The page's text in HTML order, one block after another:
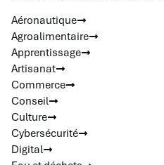
Aéronautique
Agroalimentaire
Apprentissage
Artisanat
Commerce
Conseil
Culture
Cybersécurité
Digital